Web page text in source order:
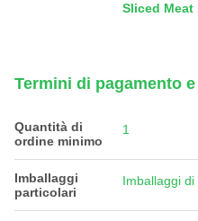
Sliced Meat
Termini di pagamento
Quantità di
ordine minimo
1
Imballaggi
particolari
Imballaggi